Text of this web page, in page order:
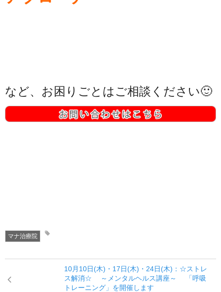
など、お困りごとはご相談ください🙂
マナ治療院
10月10日(木)・17日(木)・24日(木)：☆ストレ
ス解消☆ ～メンタルヘルス講座～ 「呼吸
トレーニング」を開催します